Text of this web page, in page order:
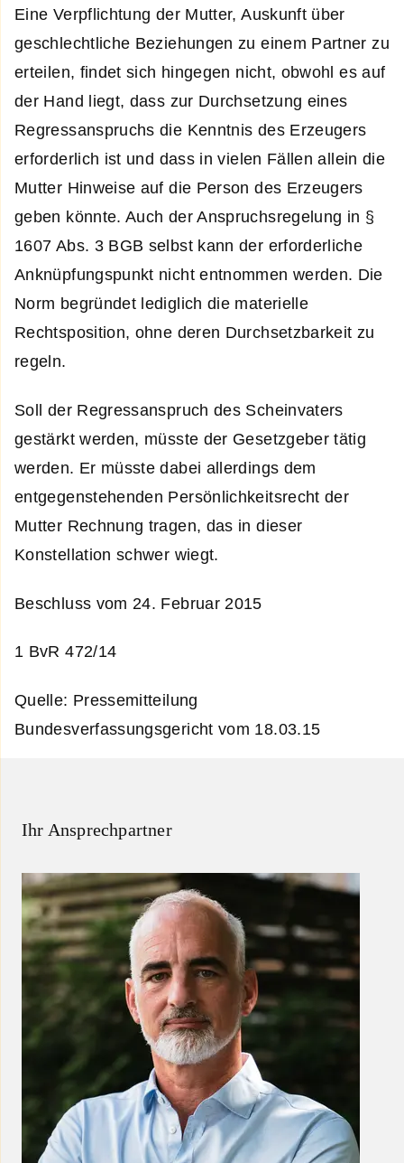
Eine Verpflichtung der Mutter, Auskunft über
geschlechtliche Beziehungen zu einem Partner zu
erteilen, findet sich hingegen nicht, obwohl es auf
der Hand liegt, dass zur Durchsetzung eines
Regressanspruchs die Kenntnis des Erzeugers
erforderlich ist und dass in vielen Fällen allein die
Mutter Hinweise auf die Person des Erzeugers
geben könnte. Auch der Anspruchsregelung in §
1607 Abs. 3 BGB selbst kann der erforderliche
Anknüpfungspunkt nicht entnommen werden. Die
Norm begründet lediglich die materielle
Rechtsposition, ohne deren Durchsetzbarkeit zu
regeln.
Soll der Regressanspruch des Scheinvaters
gestärkt werden, müsste der Gesetzgeber tätig
werden. Er müsste dabei allerdings dem
entgegenstehenden Persönlichkeitsrecht der
Mutter Rechnung tragen, das in dieser
Konstellation schwer wiegt.
Beschluss vom 24. Februar 2015
1 BvR 472/14
Quelle: Pressemitteilung
Bundesverfassungsgericht vom 18.03.15
Ihr Ansprechpartner